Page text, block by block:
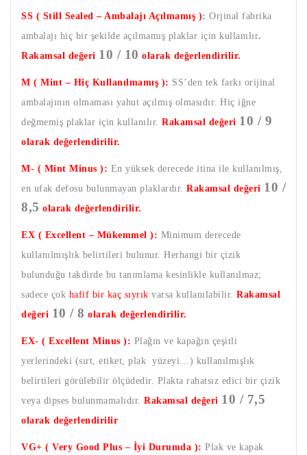
SS ( Still Sealed – Ambalajı Açılmamış ): Orjinal fabrika
ambalajı hiç bir şekilde açılmamış plaklar için kullanılır.
Rakamsal değeri 10 / 10 olarak değerlendirilir.
M ( Mint – Hiç Kullanılmamış ): SS’den tek farkı orijinal
ambalajının olmaması yahut açılmış olmasıdır. Hiç iğne
değmemiş plaklar için kullanılır. Rakamsal değeri 10 / 9
olarak değerlendirilir.
M- ( Mint Minus ): En yüksek derecede itina ile kullanılmış,
en ufak defosu bulunmayan plaklardır. Rakamsal değeri 10 /
8,5 olarak değerlendirilir.
EX ( Excellent – Mükemmel ): Minimum derecede
kullanılmışlık belirtileri bulunur. Herhangi bir çizik
bulunduğu takdirde bu tanımlama kesinlikle kullanılmaz;
sadece çok hafif bir kaç sıyrık varsa kullanılabilir. Rakamsal
değeri 10 / 8 olarak değerlendirilir.
EX- ( Excellent Minus ): Plağın ve kapağın çeşitli
yerlerindeki (sırt, etiket, plak yüzeyi…) kullanılmışlık
belirtileri görülebilir ölçüdedir. Plakta rahatsız edici bir çizik
veya dipses bulunmamalıdır. Rakamsal değeri 10 / 7,5
olarak değerlendirilir
VG+ ( Very Good Plus – İyi Durumda ): Plak ve kapak